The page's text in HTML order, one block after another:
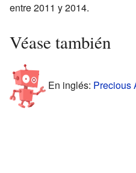
entre 2011 y 2014.
Véase también
En inglés: Precious